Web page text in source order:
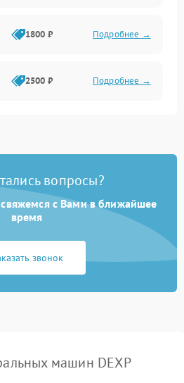
1800 ₽ Подробнее →
2500 ₽ Подробнее →
2200 ₽ Подробнее →
вопросы?
свяжемся с Вами в ближайшее
время
звонок
машин DEXP